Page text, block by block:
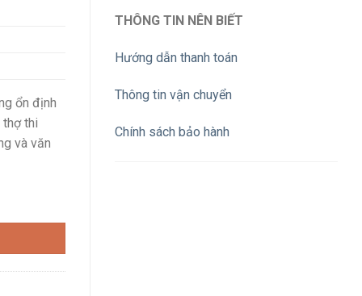
THÔNG TIN NÊN BIẾT
Hướng dẫn thanh toán
Thông tin vận chuyển
Chính sách bảo hành
ổn định
thi
và văn